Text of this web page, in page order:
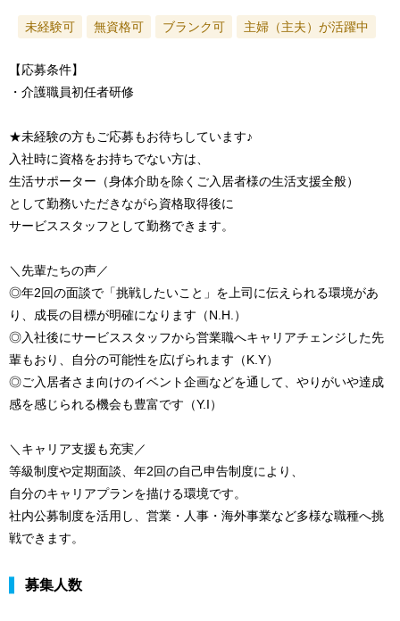
未経験可 無資格可 ブランク可 主婦（主夫）が活躍中
【応募条件】
・介護職員初任者研修
★未経験の方もご応募もお待ちしています♪
入社時に資格をお持ちでない方は、
生活サポーター（身体介助を除くご入居者様の生活支援全般）
として勤務いただきながら資格取得後に
サービススタッフとして勤務できます。
＼先輩たちの声／
◎年2回の面談で「挑戦したいこと」を上司に伝えられる環境があ
り、成長の目標が明確になります（N.H.）
◎入社後にサービススタッフから営業職へキャリアチェンジした先
輩もおり、自分の可能性を広げられます（K.Y）
◎ご入居者さま向けのイベント企画などを通して、やりがいや達成
感を感じられる機会も豊富です（Y.I）
＼キャリア支援も充実／
等級制度や定期面談、年2回の自己申告制度により、
自分のキャリアプランを描ける環境です。
社内公募制度を活用し、営業・人事・海外事業など多様な職種へ挑
戦できます。
募集人数